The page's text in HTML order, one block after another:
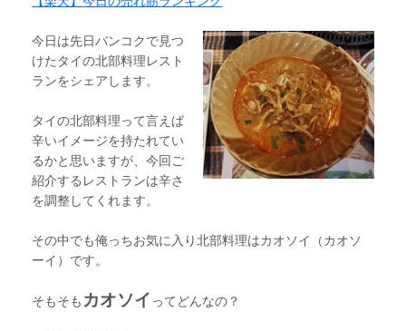
今日は先日バンコクで見つ
けたタイの北部料理レスト
ランをシェアします。
タイの北部料理って言えば
辛いイメージを持たれてい
るかと思いますが、今回ご
紹介するレストランは辛さ
を調整してくれます。
その中でも俺っちお気に入り北部料理はカオソイ（カオソ
ーイ）です。
そもそも カオソイ ってどんなの？